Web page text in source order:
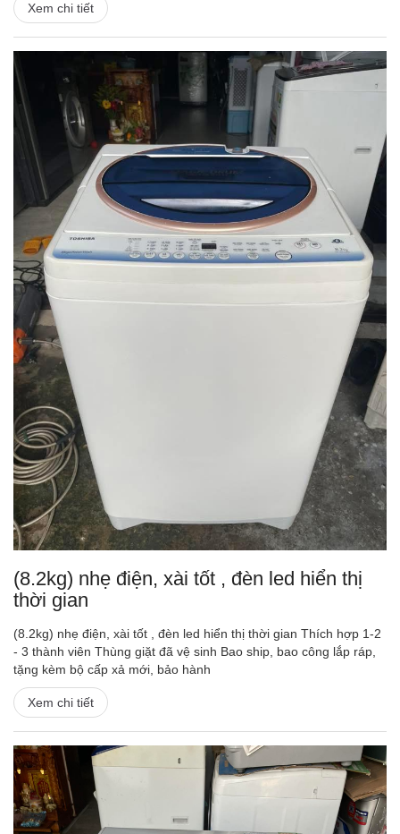
Xem chi tiết
(8.2kg) nhẹ điện, xài tốt , đèn led hiển thị
thời gian
(8.2kg) nhẹ điện, xài tốt , đèn led hiển thị thời gian Thích hợp 1-2
- 3 thành viên Thùng giặt đã vệ sinh Bao ship, bao công lắp ráp,
tặng kèm bộ cấp xả mới, bảo hành
Xem chi tiết